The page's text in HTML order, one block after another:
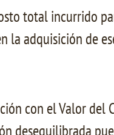
total incurrido
la adquisición de
con el Valor
desequilibrada